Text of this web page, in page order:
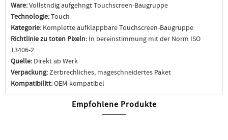
Ware:Vollstndig aufgehngt Touchscreen-Baugruppe
Technologie:Touch
Kategorie: Komplette aufklappbare Touchscreen-Baugruppe
Richtlinie zu toten Pixeln: In bereinstimmung mit der Norm ISO
13406-2.
Quelle: Direkt ab Werk
Verpackung:Zerbrechliches, mageschneidertes Paket
Kompatibilitt:OEM-kompatibel
Empfohlene Produkte